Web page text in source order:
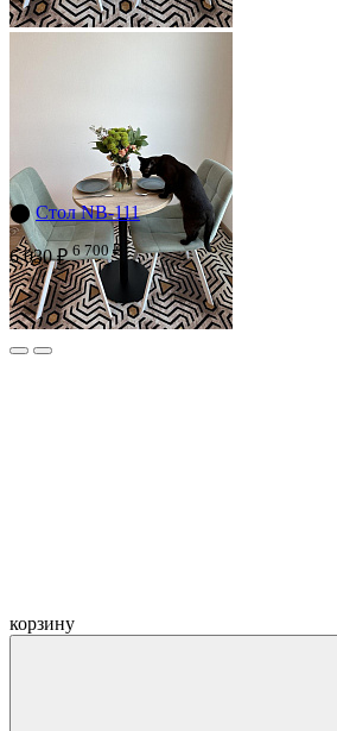
⬤ Стол NB-111
6 030 ₽6 700 ₽
корзину